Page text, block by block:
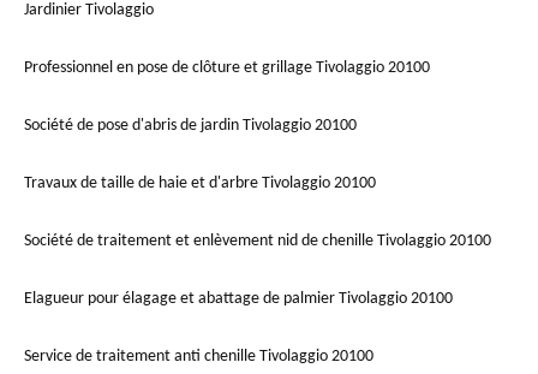
Jardinier Tivolaggio
Professionnel en pose de clôture et grillage Tivolaggio 20100
Société de pose d'abris de jardin Tivolaggio 20100
Travaux de taille de haie et d'arbre Tivolaggio 20100
Société de traitement et enlèvement nid de chenille Tivolaggio 20100
Elagueur pour élagage et abattage de palmier Tivolaggio 20100
Service de traitement anti chenille Tivolaggio 20100